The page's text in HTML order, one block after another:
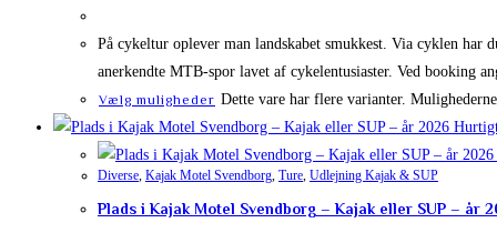
På cykeltur oplever man landskabet smukkest. Via cyklen
anerkendte MTB-spor lavet af cykelentusiaster. Ved
Vælg muligheder Dette vare har flere varianter.
Diverse, Kajak Motel Svendborg, Ture, Udlejning Kajak & SUP
Plads i Kajak Motel Svendborg – Kajak eller SUP – år